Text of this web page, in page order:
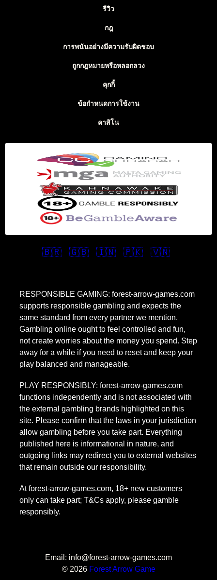
รีวิว
กฎ
การพนันอย่างมีความรับผิดชอบ
ถูกกฎหมายหรือหลอกลวง
คุกกี้
ข้อกำหนดการใช้งาน
คาสิโน
🇧🇷 🇬🇧 🇮🇳 🇵🇰 🇻🇳
RESPONSIBLE GAMING: forest-arrow-games.com
supports responsible gambling and expects the
same standard from every partner we mention.
Gambling online ought to feel controlled and fun,
not create worries about the money you spend. Step
away for a while if you need to reset and keep your
play balanced and manageable.
PLAY RESPONSIBLY: forest-arrow-games.com
functions independently and is not associated with
the external gambling brands highlighted on this
site. Please confirm that the laws in your jurisdiction
allow gambling before you take part. Everything
published here is informational in nature, and
outgoing links may redirect you to external websites
that remain outside our responsibility.
At forest-arrow-games.com, 18+ new customers
only can take part; T&Cs apply, please gamble
responsibly.
Email: info@forest-arrow-games.com
© 2026 Forest Arrow Game